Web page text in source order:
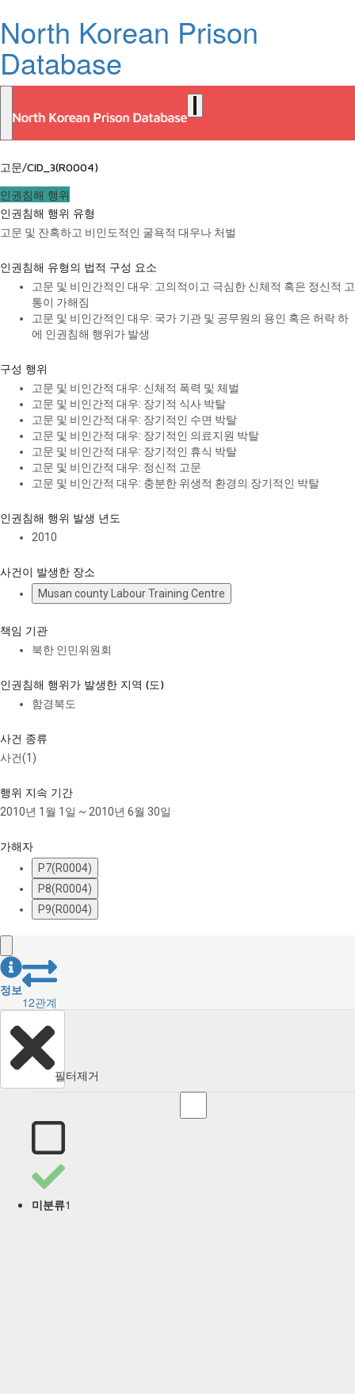
North Korean Prison
Database
고문/CID_3(R0004)
인권침해 행위
인권침해 행위 유형
고문 및 잔혹하고 비인도적인 굴욕적 대우나 처벌
인권침해 유형의 법적 구성 요소
고문 및 비인간적인 대우: 고의적이고 극심한 신체적 혹은 정신적 고
통이 가해짐
고문 및 비인간적인 대우: 국가 기관 및 공무원의 용인 혹은 허락 하
에 인권침해 행위가 발생
구성 행위
고문 및 비인간적 대우: 신체적 폭력 및 체벌
고문 및 비인간적 대우: 장기적 식사 박탈
고문 및 비인간적 대우: 장기적인 수면 박탈
고문 및 비인간적 대우: 장기적인 의료지원 박탈
고문 및 비인간적 대우: 장기적인 휴식 박탈
고문 및 비인간적 대우: 정신적 고문
고문 및 비인간적 대우: 충분한 위생적 환경의 장기적인 박탈
인권침해 행위 발생 년도
2010
사건이 발생한 장소
Musan county Labour Training Centre
책임 기관
북한 인민위원회
인권침해 행위가 발생한 지역 (도)
함경북도
사건 종류
사건(1)
행위 지속 기간
2010년 1월 1일 ~ 2010년 6월 30일
가해자
P7(R0004)
P8(R0004)
P9(R0004)
정보
12관계
필터제거
미분류1